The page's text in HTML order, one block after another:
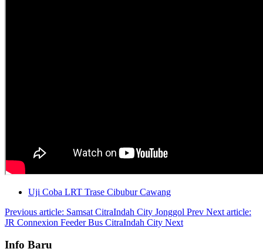
Uji Coba LRT Trase Cibubur Cawang
Previous article: Samsat CitraIndah City Jonggol Prev Next article:
JR Connexion Feeder Bus CitraIndah City Next
Info Baru